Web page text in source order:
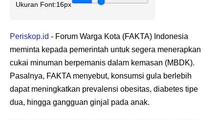
Ukuran Font:16px
Periskop.id - Forum Warga Kota (FAKTA) Indonesia
meminta kepada pemerintah untuk segera menerapkan
cukai minuman berpemanis dalam kemasan (MBDK).
Pasalnya, FAKTA menyebut, konsumsi gula berlebih
dapat meningkatkan prevalensi obesitas, diabetes tipe
dua, hingga gangguan ginjal pada anak.